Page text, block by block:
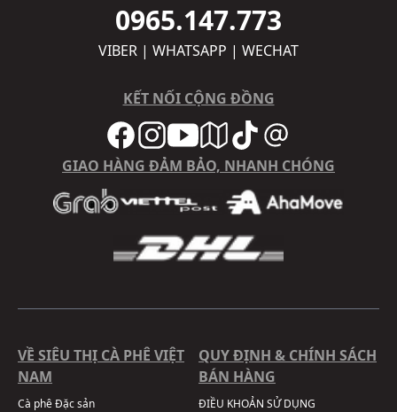
0965.147.773
VIBER | WHATSAPP | WECHAT
KẾT NỐI CỘNG ĐỒNG
GIAO HÀNG ĐẢM BẢO, NHANH CHÓNG
VỀ SIÊU THỊ CÀ PHÊ VIỆT
NAM
Cà phê Đặc sản
QUY ĐỊNH & CHÍNH SÁCH
BÁN HÀNG
ĐIỀU KHOẢN SỬ DỤNG